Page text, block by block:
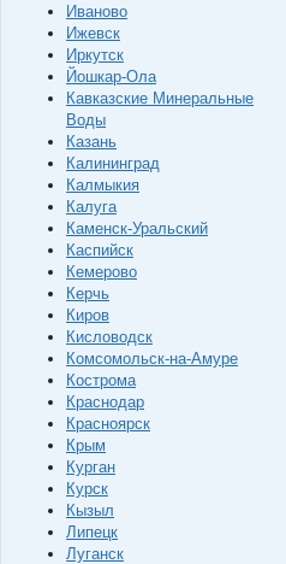
Иваново
Ижевск
Иркутск
Йошкар-Ола
Кавказские Минеральные
Воды
Казань
Калининград
Калмыкия
Калуга
Каменск-Уральский
Каспийск
Кемерово
Керчь
Киров
Кисловодск
Комсомольск-на-Амуре
Кострома
Краснодар
Красноярск
Крым
Курган
Курск
Кызыл
Липецк
Луганск